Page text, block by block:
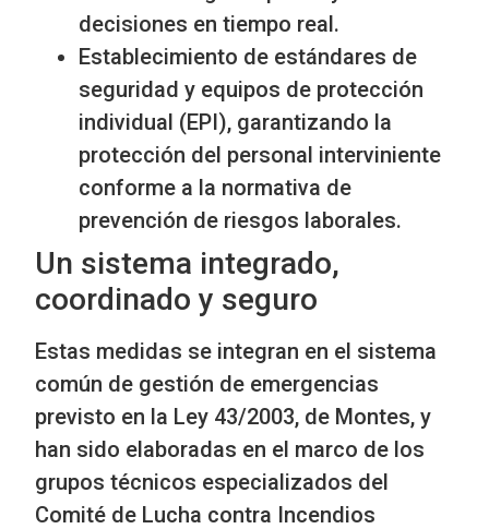
decisiones en tiempo real.
Establecimiento de estándares de
seguridad y equipos de protección
individual (EPI), garantizando la
protección del personal interviniente
conforme a la normativa de
prevención de riesgos laborales.
Un sistema integrado,
coordinado y seguro
Estas medidas se integran en el sistema
común de gestión de emergencias
previsto en la Ley 43/2003, de Montes, y
han sido elaboradas en el marco de los
grupos técnicos especializados del
Comité de Lucha contra Incendios